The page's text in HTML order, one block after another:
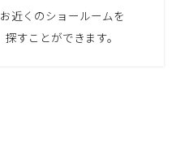
お近くのショールームを
探すことができます。